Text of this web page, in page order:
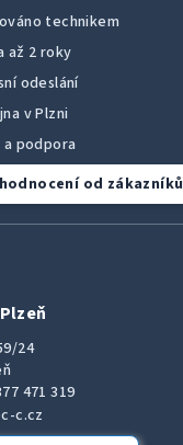
technikem
až 2 roky
odeslání
v Plzni
a podpora
od zákazníků
24
471 319
c.cz